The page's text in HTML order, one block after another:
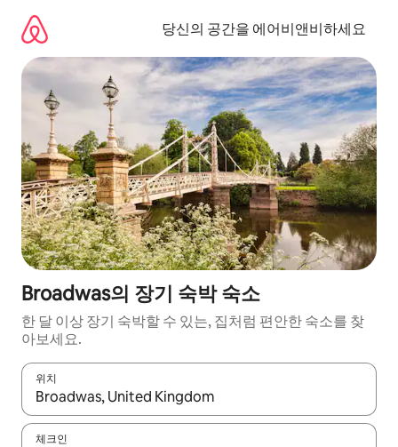
당신의 공간을 에어비앤비하세요
Broadwas의 장기 숙박 숙소
한 달 이상 장기 숙박할 수 있는, 집처럼 편안한 숙소를 찾
아보세요.
위치
결과가 나오면 위·아래 화살표 키를 사용하거나 터치 또는 스와이
체크인